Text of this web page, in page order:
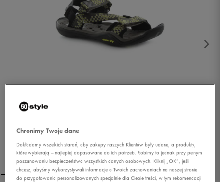
Chronimy Twoje dane
Dokładamy wszelkich starań, aby zakupy naszych Klientów były udane, a produkty,
które wybierają – najlepiej dopasowane do ich potrzeb. Robimy to jednak przy pełnym
poszanowaniu bezpieczeństwa wszystkich danych osobowych. Kliknij „OK”, jeśli
chcesz, abyśmy wykorzystywali informacje o Twoich zachowaniach na naszej stronie
do przygotowania personalizowanych specjalnie dla Ciebie treści, w tym rekomendacji